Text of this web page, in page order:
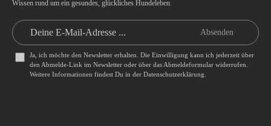
Wissen rund um ein gesundes, glückliches Hundeleben.
Absenden
Ja, ich möchte den Newsletter erhalten. Die Einwilligung kann ich jederzeit über
den Abmelde-Link im Newsletter oder über das Abmeldeformularwiderrufen.
Weitere Informationen findest Du in der Datenschutzerklärung